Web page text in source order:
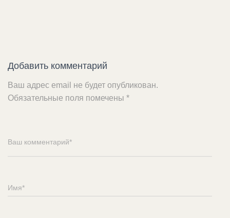
Добавить комментарий
Ваш адрес email не будет опубликован.
Обязательные поля помечены *